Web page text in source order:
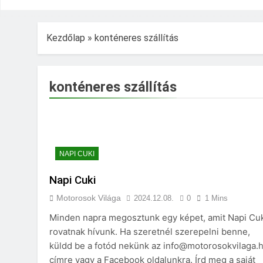
Kezdőlap » konténeres szállítás
konténeres szállítás
NAPI CUKI
Napi Cuki
Motorosok Világa 2024.12.08. 0 1 Mins
Minden napra megosztunk egy képet, amit Napi
rovatnak hívunk. Ha szeretnél szerepelni benne,
küldd be a fotód nekünk az
címre vagy a Facebook oldalunkra. Írd meg a saját